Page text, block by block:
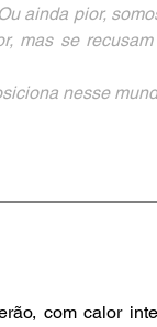
ainda pior,
mas se
nesse
com calor